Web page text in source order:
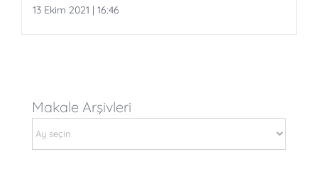
13 Ekim 2021 | 16:46
Makale Arşivleri
Makale
Arşivleri